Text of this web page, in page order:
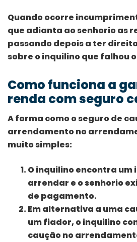
Quando ocorre
que adianta ao senhorio as
passando depois a ter
sobre o inquilino que falhou
Como funciona a
renda com seguro
A forma como o seguro de
arrendamento no
muito simples:
O inquilino encontra um
arrendar e o senhorio
de pagamento.
Em alternativa a uma
um fiador, o inquilino
caução no